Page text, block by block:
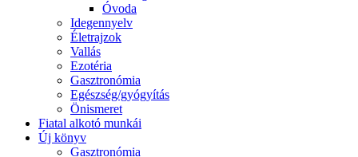
Óvoda
Idegennyelv
Életrajzok
Vallás
Ezotéria
Gasztronómia
Egészség/gyógyítás
Önismeret
Fiatal alkotó munkái
Új könyv
Gasztronómia